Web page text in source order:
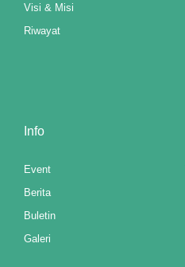
Visi & Misi
Riwayat
Info
Event
Berita
Buletin
Galeri